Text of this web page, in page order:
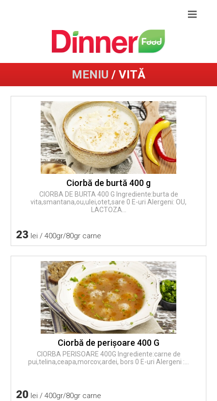
MENIU / VITĂ
Ciorbă de burtă 400 g
CIORBA DE BURTA 400 G Ingrediente:burta de
vita,smantana,ou,ulei,otet,sare 0 E-uri Alergeni: OU,
LACTOZA...
23 lei / 400gr/80gr carne
Ciorbă de perişoare 400 G
CIORBA PERISOARE 400G Ingrediente:carne de
pui,telina,ceapa,morcov,ardei, bors 0 E-uri Alergeni :...
20 lei / 400gr/80gr carne